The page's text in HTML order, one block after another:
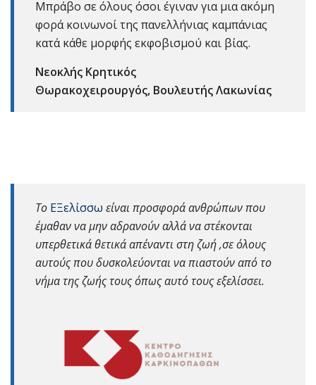
Μπράβο σε όλους όσοι έγιναν για μια ακόμη
φορά κοινωνοί της πανελλήνιας καμπάνιας
κατά κάθε μορφής εκφοβισμού και βίας.
Νεοκλής Κρητικός
Θωρακοχειρουργός, Βουλευτής Λακωνίας
Το ΕΞελίσσω είναι προσφορά ανθρώπων που
έμαθαν να μην αδρανούν αλλά να στέκονται
υπερθετικά θετικά απέναντι στη ζωή ,σε όλους
αυτούς που δυσκολεύονται να πιαστούν από το
νήμα της ζωής τους όπως αυτό τους εξελίσσει.